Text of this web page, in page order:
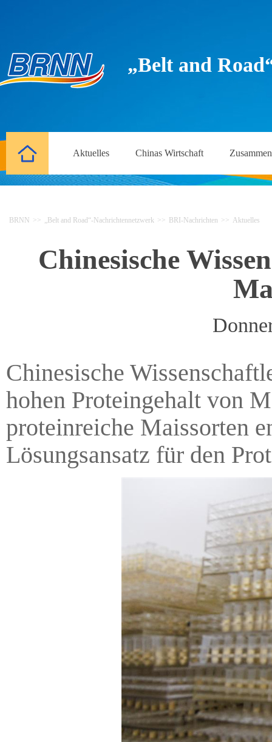
„Belt and
Aktuelles Chinas Wirtschaft
BRNN >> „Belt and Road“-Nachrichtennetzwerk >> BRI-Nachrichten >> Aktuelles
Chinesische
Chinesische
hohen Proteingehalt von
proteinreiche Maissorten
Lösungsansatz für den